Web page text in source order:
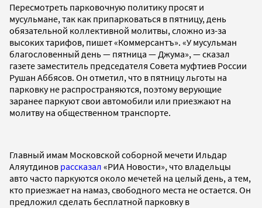
Пересмотреть парковочную политику просят и
мусульмане, так как припарковаться в пятницу, день
обязательной коллективной молитвы, сложно из-за
высоких тарифов, пишет «Коммерсантъ». «У мусульман
благословенный день — пятница — Джума», — сказал
газете заместитель председателя Совета муфтиев России
Рушан Аббясов. Он отметил, что в пятницу льготы на
парковку не распространяются, поэтому верующие
заранее паркуют свои автомобили или приезжают на
молитву на общественном транспорте.
Главный имам Московской соборной мечети Ильдар
Аляутдинов рассказал «РИА Новости», что владельцы
авто часто паркуются около мечетей на целый день, а тем,
кто приезжает на намаз, свободного места не остается. Он
предложил сделать бесплатной парковку в